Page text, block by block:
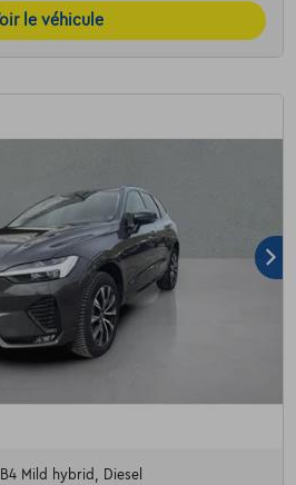
le véhicule
Mild hybrid, Diesel